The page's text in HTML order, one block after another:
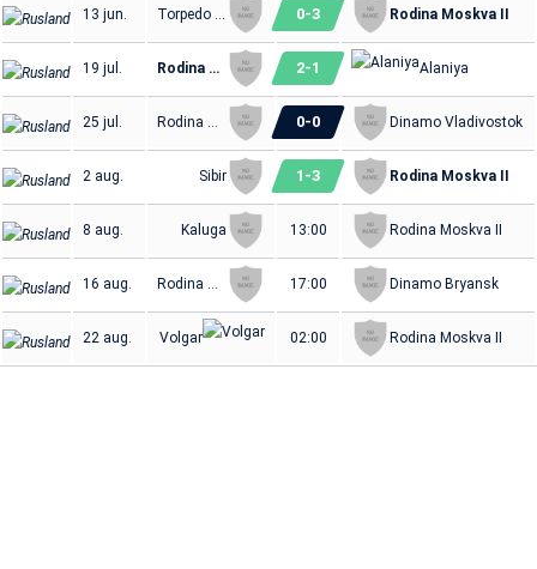
13 jun. 0-3 Rodina Moskva II
19 jul. Rodina Moskva II 2-1 Alaniya
25 jul. 0-0 Dinamo Vladivostok
2 aug. Sibir 1 -3 Rodina Moskva II
8 aug. Kaluga 13:00 Rodina Moskva II
16 aug. 17:00 Dinamo Bryansk
22 aug. Volgar 02:00 Rodina Moskva II